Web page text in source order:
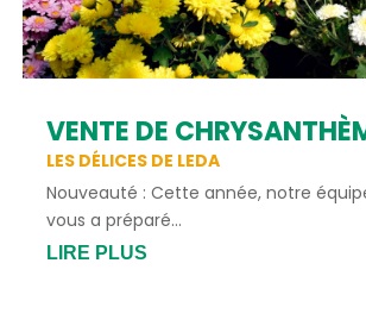
VENTE DE
LES DÉLICES DE LEDA
Nouveauté : Cette année, notre
vous a préparé...
LIRE PLUS